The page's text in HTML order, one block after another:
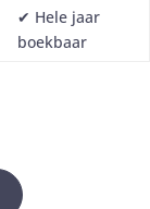
✔︎ Hele jaar
boekbaar